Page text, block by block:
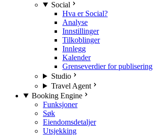
Social
Hva er Social?
Analyse
Innstillinger
Tilkoblinger
Innlegg
Kalender
Grenseverdier for publisering
Studio
Travel Agent
Booking Engine
Funksjoner
Søk
Eiendomsdetaljer
Utsjekking